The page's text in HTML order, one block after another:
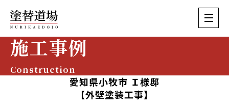
施工事例
Construction
愛知県小牧市 Ｉ様邸
【外壁塗装工事】